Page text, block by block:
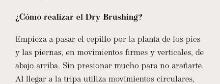
¿Cómo realizar el Dry Brushing?
Empieza a pasar el cepillo por la planta de los pies
y las piernas, en movimientos firmes y verticales, de
abajo arriba. Sin presionar mucho para no arañarte.
Al llegar a la tripa utiliza movimientos circulares,